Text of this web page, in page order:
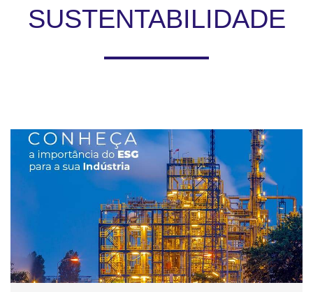
SUSTENTABILIDADE